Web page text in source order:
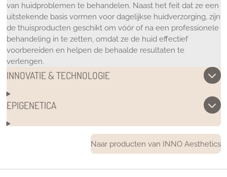
van huidproblemen te behandelen. Naast het feit dat ze een
uitstekende basis vormen voor dagelijkse huidverzorging, zijn
de thuisproducten geschikt om vóór of na een professionele
behandeling in te zetten, omdat ze de huid effectief
voorbereiden en helpen de behaalde resultaten te
verlengen.
INNOVATIE & TECHNOLOGIE
EPIGENETICA
Naar producten van INNO Aesthetics